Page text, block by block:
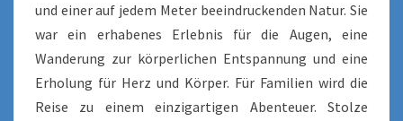
und einer auf jedem Meter beeindruckenden Natur. Sie
war ein erhabenes Erlebnis für die Augen, eine
Wanderung zur körperlichen Entspannung und eine
Erholung für Herz und Körper. Für Familien wird die
Reise zu einem einzigartigen Abenteuer. Stolze